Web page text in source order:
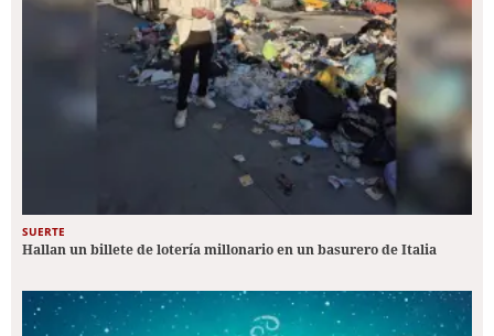
SUERTE
Hallan un billete de lotería millonario en un basurero de Italia